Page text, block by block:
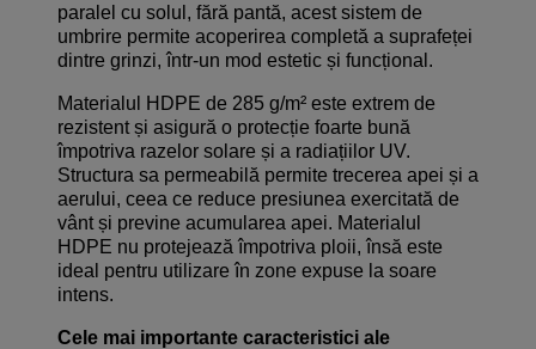
paralel cu solul, fără pantă, acest sistem de
umbrire permite acoperirea completă a suprafeței
dintre grinzi, într-un mod estetic și funcțional.
Materialul HDPE de 285 g/m² este extrem de
rezistent și asigură o protecție foarte bună
împotriva razelor solare și a radiațiilor UV.
Structura sa permeabilă permite trecerea apei și a
aerului, ceea ce reduce presiunea exercitată de
vânt și previne acumularea apei. Materialul
HDPE nu protejează împotriva ploii, însă este
ideal pentru utilizare în zone expuse la soare
intens.
Cele mai importante caracteristici ale